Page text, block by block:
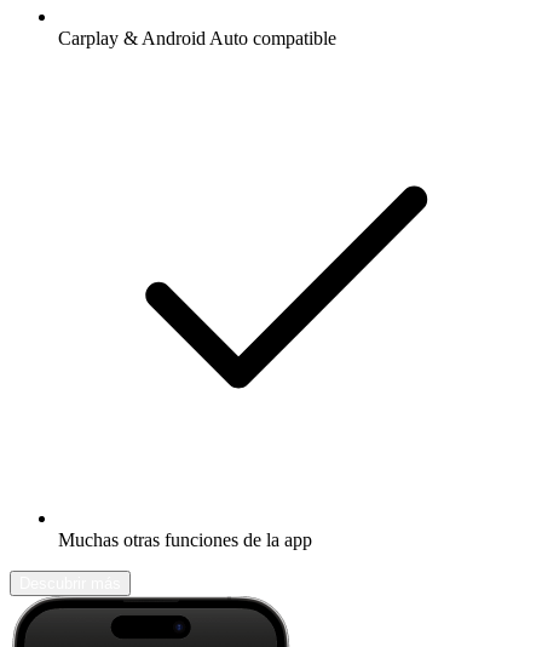
Carplay & Android Auto compatible
Muchas otras funciones de la app